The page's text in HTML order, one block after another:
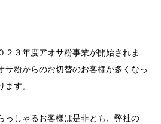
２３年度アオサ粉事業が開始されま
サ粉からのお切替のお客様が多くなっ
す。
っしゃるお客様は是非とも、弊社の